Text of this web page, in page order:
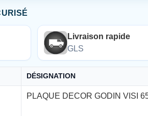
Livraison rapide
GLS
DÉSIGNATION
PLAQUE DECOR GODIN VISI